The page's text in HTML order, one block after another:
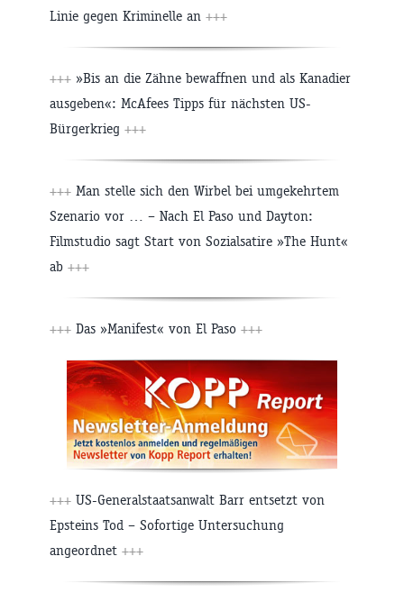
Linie gegen Kriminelle an +++
+++ »Bis an die Zähne bewaffnen und als Kanadier
ausgeben«: McAfees Tipps für nächsten US-
Bürgerkrieg +++
+++ Man stelle sich den Wirbel bei umgekehrtem
Szenario vor … – Nach El Paso und Dayton:
Filmstudio sagt Start von Sozialsatire »The Hunt«
ab +++
+++ Das »Manifest« von El Paso +++
+++ US-Generalstaatsanwalt Barr entsetzt von
Epsteins Tod – Sofortige Untersuchung
angeordnet +++